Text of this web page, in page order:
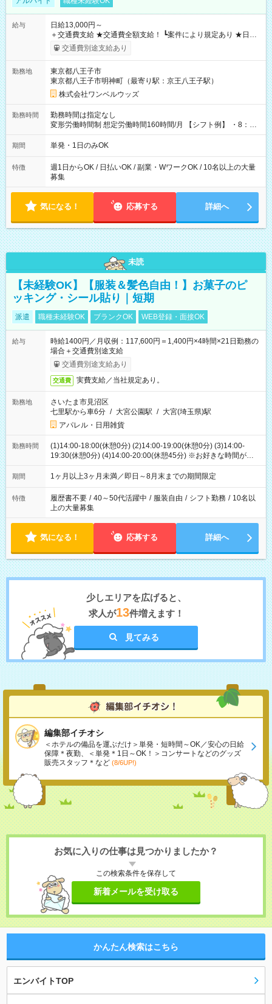
給与
日給13,000円～
＋交通費支給 ★交通費全額支給！ ┗案件により規定あり ★日払
いOK！（規定あり） ┗働いたその日に現金GET♪ お仕事後はコ
ンビニATMから 日払い分を引き落とせます！ 【試用期間】試
交通費別途支給あり
勤務地
東京都八王子市
東京都八王子市明神町（最寄り駅：京王八王子駅）
株式会社ワンベルウッズ
勤務時間
勤務時間は指定なし
変形労働時間制 想定労働時間160時間/月 【シフト例】 ・8：00
～21：00
期間 単発・1日のみOK
特徴
週1日からOK / 日払いOK / 副業・WワークOK / 10名以上の大量
募集
気になる！ 応募する 詳細へ
未読
【未経験OK】【服装＆髪色自由！】お菓子のピ
ッキング・シール貼り｜短期
派遣 職種未経験OK ブランクOK WEB登録・面接OK
給与
時給1400円／月収例：117,600円＝1,400円×4時間×21日勤務の
場合＋交通費別途支給
交通費別途支給あり
交通費 実費支給／当社規定あり。
勤務地
さいたま市見沼区
七里駅から車6分 / 大宮公園駅 / 大宮(埼玉県)駅
アパレル・日用雑貨
勤務時間
(1)14:00-18:00(休憩0分) (2)14:00-19:00(休憩0分) (3)14:00-
19:30(休憩0分) (4)14:00-20:00(休憩45分) ※お好きな時間が選べ
ます
期間 1ヶ月以上3ヶ月未満／即日～8月末までの期間限定
特徴 履歴書不要 / 40～50代活躍中 / 服装自由 / シフト勤務 / 10名以
上の大量募集
気になる！ 応募する 詳細へ
少しエリアを広げると、
求人が13件増えます！
見てみる
編集部イチオシ
＜ホテルの備品を運ぶだけ＞単発・短時間～OK／安心の日給
保障＊夜勤、＜単発＊1日～OK！＞コンサートなどのグッズ
販売スタッフ＊など (8/6UP!)
お気に入りの仕事は見つかりましたか？
この検索条件を保存して
新着メールを受け取る
かんたん検索はこちら
エンバイトTOP